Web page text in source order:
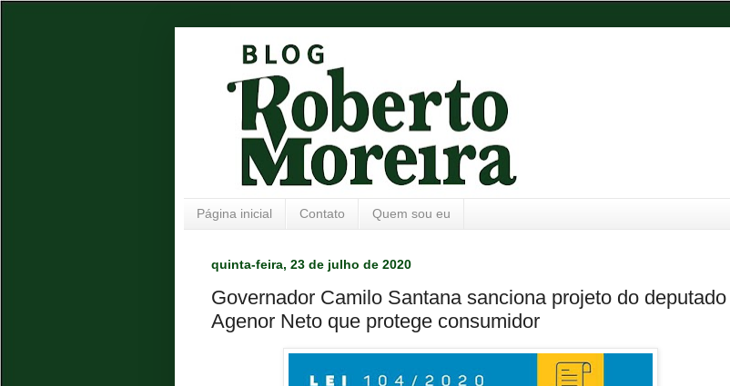
Página inicial Contato Quem sou eu
quinta-feira, 23 de julho de 2020
Governador Camilo Santana sanciona projeto do deputado
Agenor Neto que protege consumidor